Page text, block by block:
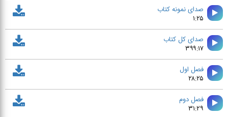
صدای نمونه کتاب
۱:۲۵
صدای کل کتاب
۳۹۹:۱۷
فصل اول
۲۸:۲۵
فصل دوم
۳۱:۲۹